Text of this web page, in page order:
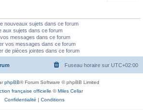
nouveaux sujets dans ce forum
aux sujets dans ce forum
messages dans ce forum
vos messages dans ce forum
de pièces jointes dans ce forum
Fuseau horaire sur UTC+02:00
phpBB® Forum Software © phpBB Limited
française officielle ©Miles Cellar
Confidentialité | Conditions